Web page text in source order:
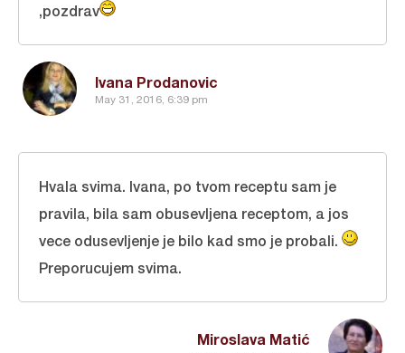
Ivana Prodanovic
May 31, 2016, 6:39 pm
,pozdrav
Miroslava Matić
Hvala svima. Ivana, po tvom receptu sam je
pravila, bila sam obusevljena receptom, a jos
vece odusevljenje je bilo kad smo je probali.
Preporucujem svima.